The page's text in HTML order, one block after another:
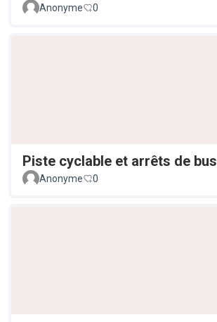
Anonyme 0
Piste cyclable et arrêts de bus
Anonyme 0